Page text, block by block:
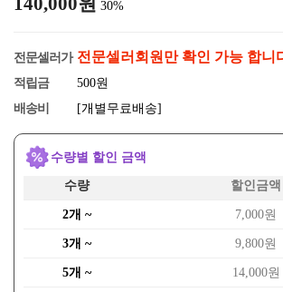
30%
전문셀러가 전문셀러회원만 확인 가능 합니
적립금
500원
배송비
[개별무료배송]
수량별 할인 금액
수량 할인금액
2개 ~ 7,000원
3개 ~ 9,800원
5개 ~ 14,000원